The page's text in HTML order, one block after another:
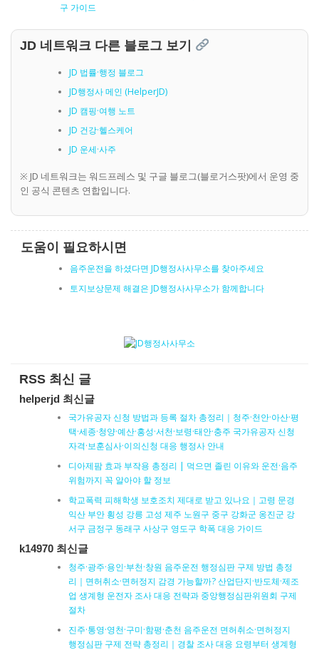
구 가이드
JD 네트워크 다른 블로그 보기
JD 법률·행정 블로그
JD행정사 메인 (HelperJD)
JD 캠핑·여행 노트
JD 건강·헬스케어
JD 운세·사주
※ JD 네트워크는 워드프레스 및 구글 블로그(블로거스팟)에서 운영 중
인 공식 콘텐츠 연합입니다.
도움이 필요하시면
음주운전을 하셨다면 JD행정사사무소를 찾아주세요
토지보상문제 해결은 JD행정사사무소가 함께합니다
RSS 최신 글
helperjd 최신글
국가유공자 신청 방법과 등록 절차 총정리｜청주·천안·아산·평
택·세종·청양·예산·홍성·서천·보령·태안·충주 국가유공자 신청
자격·보훈심사·이의신청 대응 행정사 안내
디아제팜 효과 부작용 총정리 | 먹으면 졸린 이유와 운전·음주
위험까지 꼭 알아야 할 정보
학교폭력 피해학생 보호조치 제대로 받고 있나요｜고령 문경
익산 부안 횡성 강릉 고성 제주 노원구 중구 강화군 옹진군 강
서구 금정구 동래구 사상구 영도구 학폭 대응 가이드
k14970 최신글
청주·광주·용인·부천·창원 음주운전 행정심판 구제 방법 총정
리｜면허취소·면허정지 감경 가능할까? 산업단지·반도체·제조
업 생계형 운전자 조사 대응 전략과 중앙행정심판위원회 구제
절차
진주·통영·영천·구미·함평·춘천 음주운전 면허취소·면허정지
행정심판 구제 전략 총정리｜경찰 조사 대응 요령부터 생계형